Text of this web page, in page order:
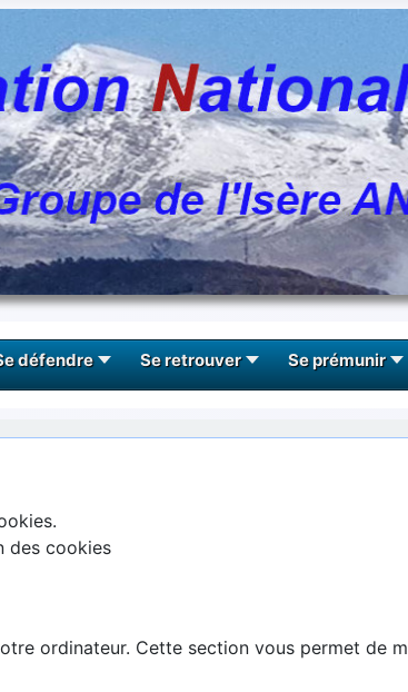
défendre Se retrouver Se prémunir
des cookies
ordinateur. Cette section vous permet de